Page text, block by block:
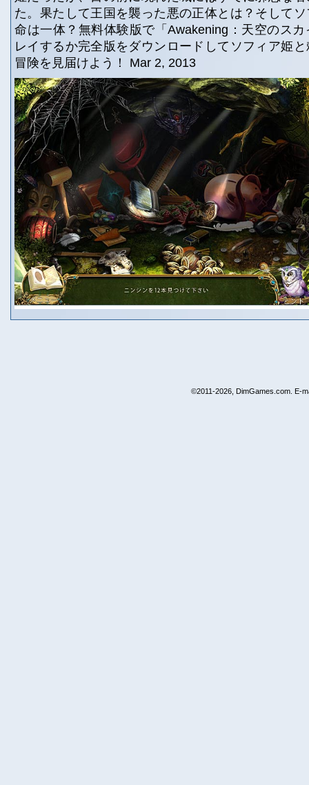
た。果たして王国を襲った悪の正体とは？そして
命は一体？無料体験版で「Awakening：天空のス
レイするか完全版をダウンロードしてソフィア姫
冒険を見届けよう！ Mar 2, 2013
©2011-2026, DimGames.com. E-